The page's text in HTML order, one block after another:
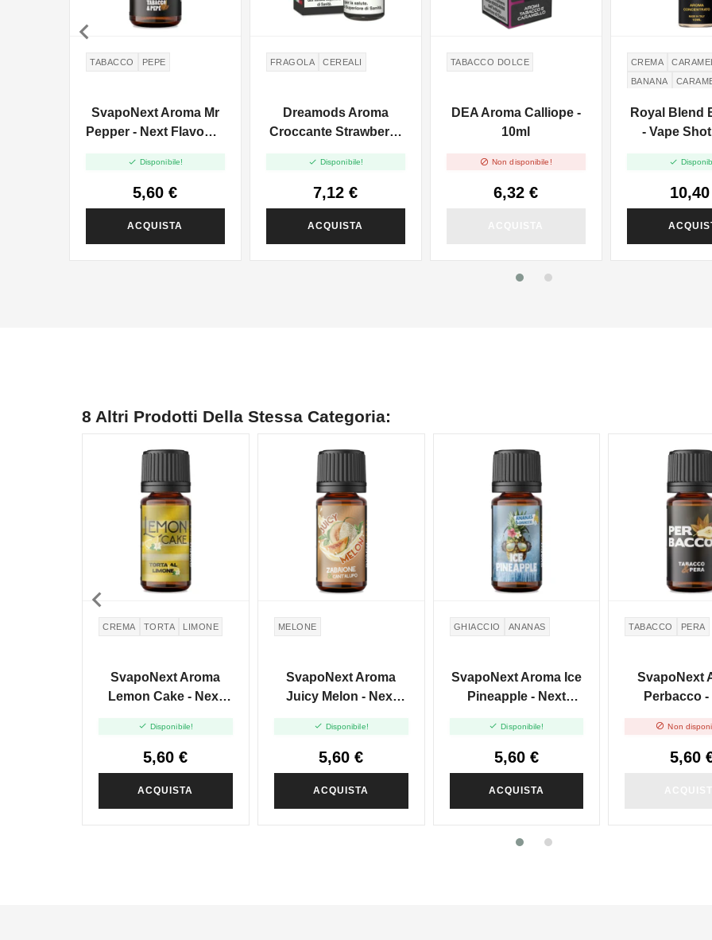
TABACCO PEPE
SvapoNext Aroma Mr
Pepper - Next Flavour -
 Disponibile!
5,60 €
ACQUISTA
FRAGOLA CEREALI
Dreamods Aroma
Croccante Strawberry
 Disponibile!
7,12 €
ACQUISTA
TABACCO DOLCE
DEA Aroma Calliope -
10ml
 Non disponibile!
6,32 €
CREMA
BANANA
Royal Blend
- Vape Shot


8 Altri Prodotti Della Stessa Categoria:
CREMA TORTA LIMONE
SvapoNext Aroma
Lemon Cake - Next
 Disponibile!
5,60 €
ACQUISTA
MELONE
SvapoNext Aroma
Juicy Melon - Next
 Disponibile!
5,60 €
ACQUISTA
GHIACCIO ANANAS
SvapoNext Aroma Ice
Pineapple - Next
 Disponibile!
5,60 €
ACQUISTA
TABACCO PERA
SvapoNext
Perbacco -
 Non
5,60
NON DISPONIBILE
